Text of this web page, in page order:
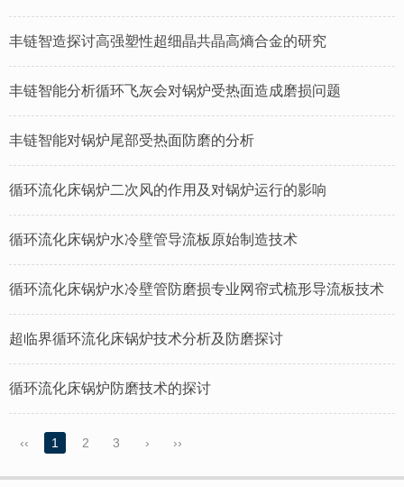
丰链智造探讨高强塑性超细晶共晶高熵合金的研究
丰链智能分析循环飞灰会对锅炉受热面造成磨损问题
丰链智能对锅炉尾部受热面防磨的分析
循环流化床锅炉二次风的作用及对锅炉运行的影响
循环流化床锅炉水冷壁管导流板原始制造技术
循环流化床锅炉水冷壁管防磨损专业网帘式梳形导流板技术
超临界循环流化床锅炉技术分析及防磨探讨
循环流化床锅炉防磨技术的探讨
‹‹ 1 2 3 › ››